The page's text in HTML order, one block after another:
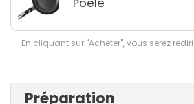
En cliquant sur "Acheter", vous serez
Préparation